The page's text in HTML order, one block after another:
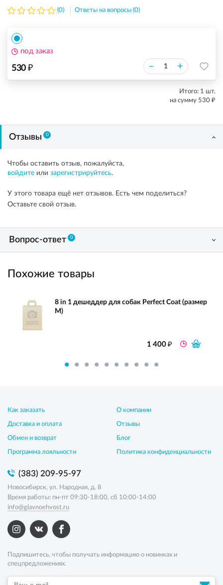
(0) Ответы на вопросы (0)
530 ₽ – +
под заказ
Итого: 1 шт.
на сумму 530 ₽
Отзывы 0
Чтобы оставить отзыв, пожалуйста,
войдите или зарегистрируйтесь.
У этого товара ещё нет отзывов. Есть чем поделиться?
Оставьте свой отзыв.
Вопрос-ответ 0
Похожие товары
8 in 1 дешеддер для собак Perfect Coat (размер
M)
1 400₽
Как заказать
Доставка и оплата
Обмен и возврат
Программа лояльности
О компании
Отзывы
Блог
Политика конфиденциальности
(383) 209-95-97
Новосибирск, ул. Народная, д. 8
Время работы: пн-пт 09:30-18:00, сб 10:00-14:00
info@glavnoehvost.ru
Подпишитесь, чтобы получать информацию о новинках и
спецпредложениях.